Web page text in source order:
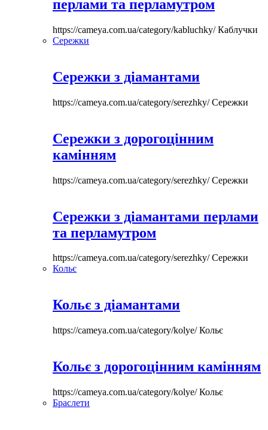
перлами та перламутром
https://cameya.com.ua/category/kabluchky/Каблучки
Сережки
Сережки з діамантами
https://cameya.com.ua/category/serezhky/Сережки
Сережки з дорогоцінним
камінням
https://cameya.com.ua/category/serezhky/Сережки
Сережки з діамантами перлами
та перламутром
https://cameya.com.ua/category/serezhky/Сережки
Кольє
Кольє з діамантами
https://cameya.com.ua/category/kolye/Кольє
Кольє з дорогоцінним камінням
https://cameya.com.ua/category/kolye/Кольє
Браслети